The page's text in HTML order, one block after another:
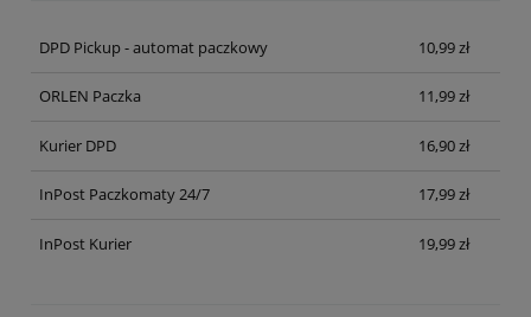
DPD Pickup - automat paczkowy 10,99 zł
ORLEN Paczka 11,99 zł
Kurier DPD 16,90 zł
InPost Paczkomaty 24/7 17,99 zł
InPost Kurier 19,99 zł